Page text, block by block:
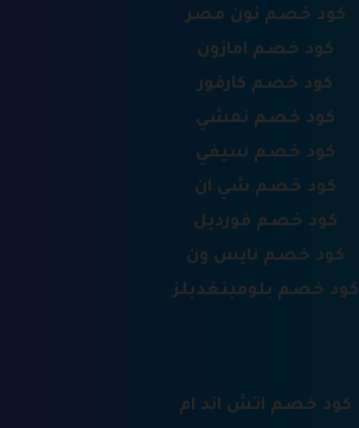
كود خصم نون مصر
كود خصم امازون
كود خصم كارفور
كود خصم نمشي
كود خصم سيفي
كود خصم شي ان
كود خصم فورديل
كود خصم نايس ون
كود خصم بلومينغديلز
كود خصم اتش اند ام